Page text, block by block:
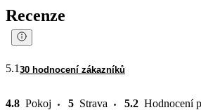
Recenze
5.1 30 hodnocení zákazníků
4.8 Pokoj 5 Strava 5.2 Hodnocení